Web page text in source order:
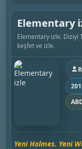
Elementary
Elementary izle. Diziyi
keşfet ve izle.
Yeni Holmes. Yeni